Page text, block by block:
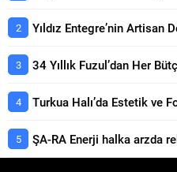
Yıldız Entegre’nin Artisan
34 Yıllık Fuzul’dan Her
Turkua Halı’da Estetik ve
ŞA-RA Enerji halka arzda